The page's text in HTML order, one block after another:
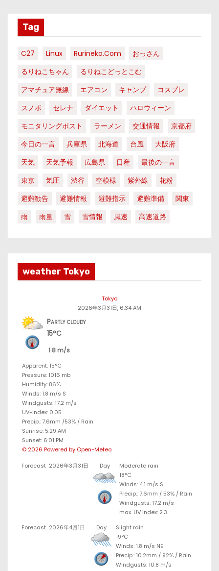
Tag
C27 Linux Rurineko.com
おっさん
るりねこちゃん
るりねこどっとこむ
アマチュア無線
エアコン キャンプ
コスプレ
スノボ
セレナ ダイエット
ハロウィーン
モニタリングポスト
ラーメン 交通情報
京都府
今日の一言
兵庫県 北海道 台風
大阪府
天気
天気予報 広島県 日産
最後の一言
東京
気圧 渋谷 空模様 紫外線
花粉
避難勧告
避難情報 避難指示 避難準備
関東
雨
雨量 雪 雪情報 風速 高速道路
weather Tokyo
Tokyo
2026年3月31日, 6:34 AM
Partly cloudy
15°C
1.8 m/s
Apparent: 15°C
Pressure: 1016 mb
Humidity: 86%
Winds: 1.8 m/s S
Windgusts: 17.2 m/s
UV-Index: 0.05
Precip.:7.6mm /53% / Rain
Sunrise: 5:29 AM
Sunset: 6:01 PM
© 2026 Powered by Open-Meteo
Forecast 2026年3月31日 Day
Moderate rain
18°C
Winds: 4.1 m/s S
Precip.:7.6mm / 53% / Rain
Windgusts: 17.2 m/s
max. UV index: 2.3
Forecast 2026年4月1日 Day
Slight rain
19°C
Winds: 1.8 m/s NE
Precip.: 10.2mm / 92% / Rain
Windgusts: 10.8 m/s